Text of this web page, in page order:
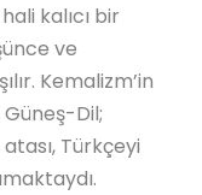
kalıcı bir
ve
Kemalizm’in
Dil;
Türkçeyi